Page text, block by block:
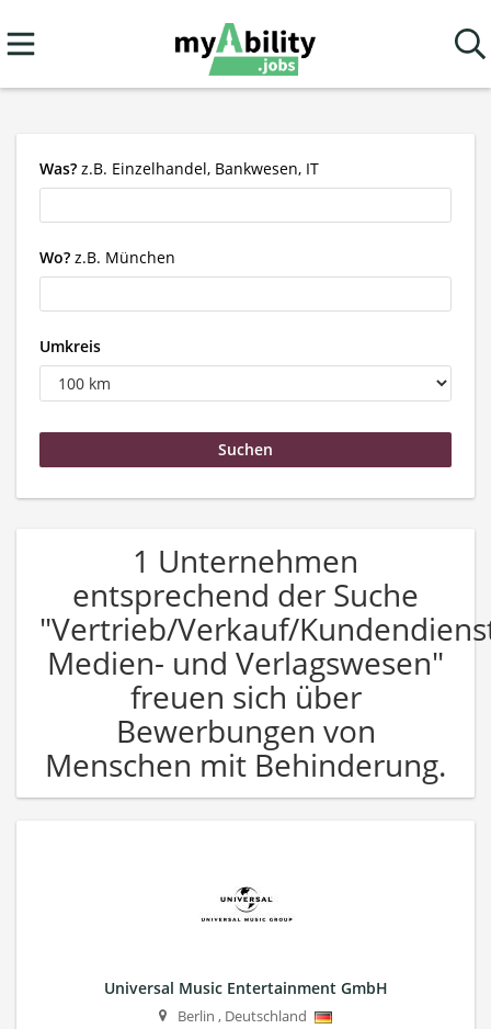
Was? z.B. Einzelhandel, Bankwesen, IT
Wo? z.B. München
Umkreis
1 Unternehmen
entsprechend der Suche
"Vertrieb/Verkauf/
Medien- und Verlagswesen"
freuen sich über
Bewerbungen von
Menschen mit Behinderung.
Universal Music Entertainment GmbH
Berlin , Deutschland